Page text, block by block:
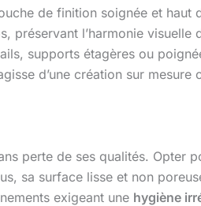
de finition soignée et haut
préservant l’harmonie visuelle
supports étagères ou
d’une création sur mesure
perte de ses qualités. Opter
sa surface lisse et non
exigeant une hygiène